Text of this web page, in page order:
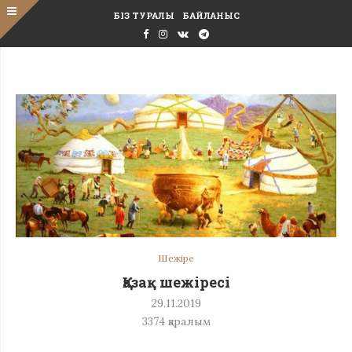
БІЗ ТУРАЛЫ БАЙЛАНЫС
Шежіре
Қазақ шежіресі
29.11.2019
3374қаралым